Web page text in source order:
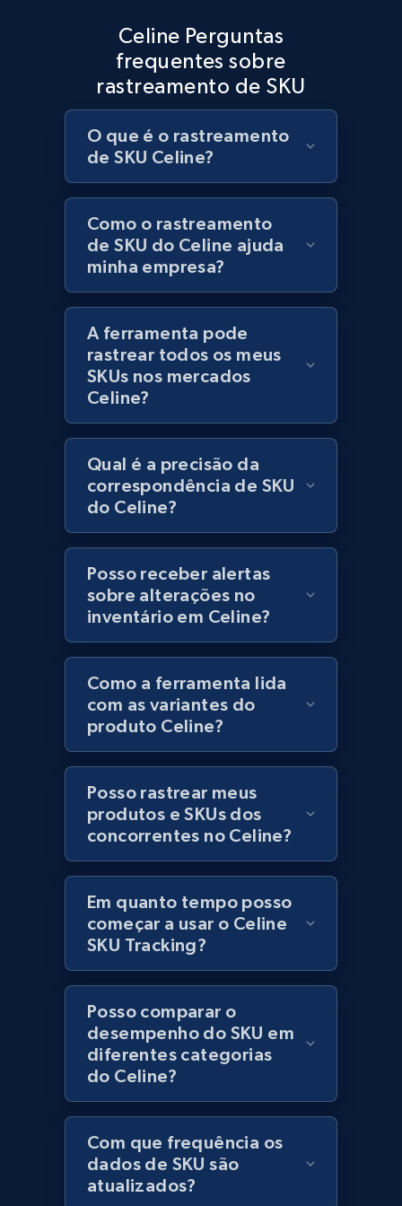
URL, Product id, Title, Images, Final price,
Currency, Discount, Initial price, and more.
1.1K+ 149+ Comece agora
Best Buy products - Collect data on
products using specified keywords
URL, Product id, Title, Images, Final price,
Currency, Discount, Initial price, and more.
Lazada - Products
URL, Title, Rating, Reviews, Initial price, Final
price, Currency, Stock, and more.
991+ 165+
Lazada - Products - Discover products by
keyword
URL, Title, Rating, Reviews, Initial price, Final
price, Currency, Stock, and more.
991+ 165+ Comece agora
Lazada - Products - Discover products by
category URL or brand URL
URL, Title, Rating, Reviews, Initial price, Final
price, Currency, Stock, and more.
Comece agora
Lazada - Products - Discover products by
seller URL
URL, Title, Rating, Reviews, Initial price, Final
price, Currency, Stock, and more.
991+ 165+ Comece agora
Celine Perguntas
frequentes sobre
rastreamento de SKU
O que é o rastreamento
de SKU Celine?
Como o rastreamento
de SKU do Celine ajuda
minha empresa?
A ferramenta pode
rastrear todos os meus
SKUs nos mercados
Celine?
Qual é a precisão da
correspondência de SKU
do Celine?
Posso receber alertas
sobre alterações no
inventário em Celine?
Como a ferramenta lida
com as variantes do
produto Celine?
Posso rastrear meus
produtos e SKUs dos
concorrentes no Celine?
Em quanto tempo posso
começar a usar o Celine
SKU Tracking?
Posso comparar o
desempenho do SKU em
diferentes categorias
do Celine?
Com que frequência os
dados de SKU são
atualizados?